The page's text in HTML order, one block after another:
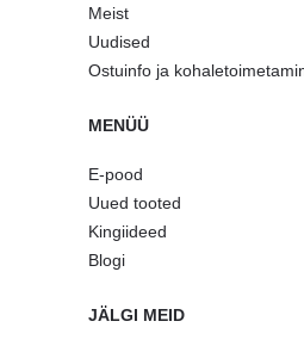
Meist
Uudised
Ostuinfo ja
MENÜÜ
E-pood
Uued tooted
Kingiideed
Blogi
JÄLGI MEID